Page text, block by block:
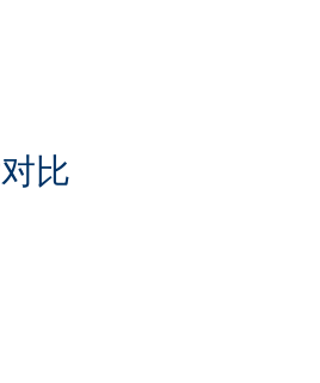
比